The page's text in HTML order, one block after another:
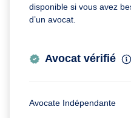
disponible si vous avez
d’un avocat.
Avocat vérifié
Avocate Indépendante